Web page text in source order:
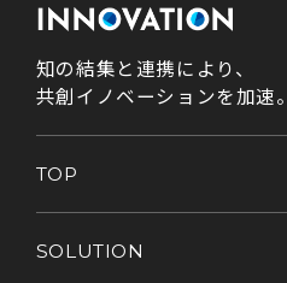
知の結集と連携により、
共創イノベーションを加速。
TOP
SOLUTION